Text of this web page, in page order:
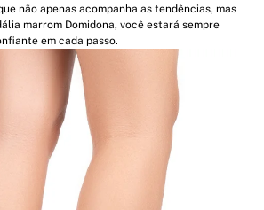
não apenas acompanha as tendências, mas
marrom Domidona, você estará sempre
em cada passo.